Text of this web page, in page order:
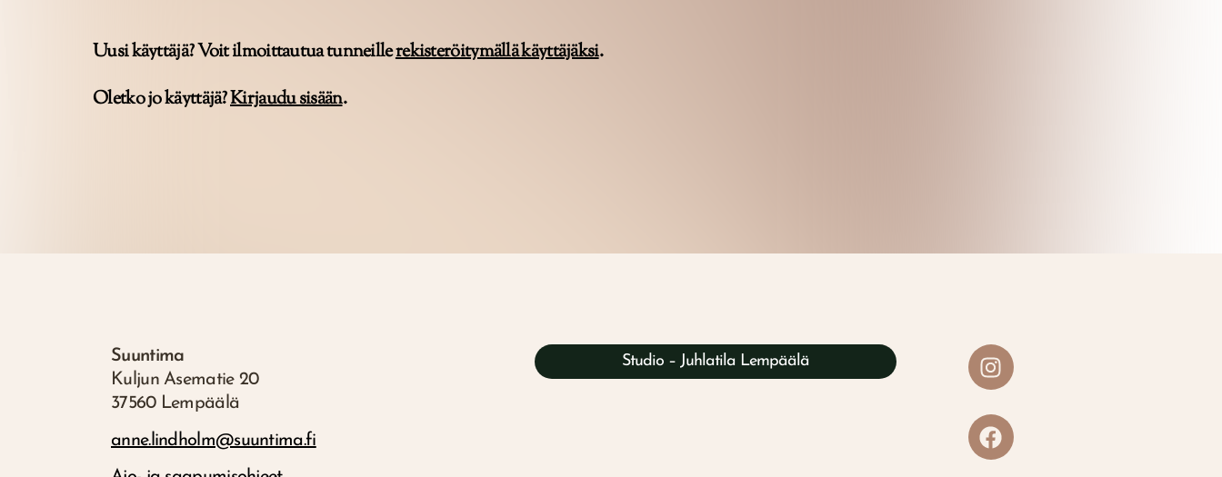
Uusi käyttäjä? Voit ilmoittautua tunneillerekisteröitymällä käyttäjäksi.
Oletko jo käyttäjä?Kirjaudu sisään.
Suuntima
Kuljun Asematie 20
37560 Lempäälä
anne.lindholm@suuntima.fi
Studio – Juhlatila Lempäälä